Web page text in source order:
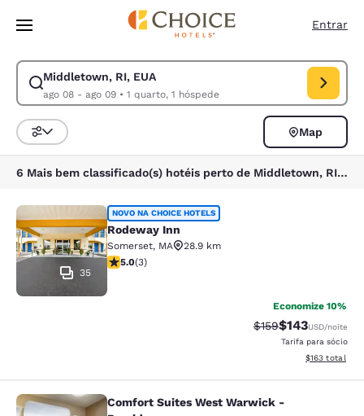
Pular Para Conteúdo Principal
Entrar
Middletown, RI, EUA
ago 08 - ago 09• 1 quarto, 1 hóspede
Modificar pesquisa para Middletown, RI, EUA. Data de check-in ago
Classificar e filtrar
Map
6 Mais bem classificado(s) hotéis perto de Middletown, RI, EUA
Rodeway Inn
35
NOVO NA CHOICE HOTELS
Rodeway Inn
Somerset, MA
28.9 km
classificação 5 estrelas. Excepcional. 3 avaliações
5.0(3)
Economize 10%
Tarifa anterior
$159Tarifa com
$143USD/noite
Tarifa para sócio
Exibir
$163 total
Comfort Suites West Warwick -
Comfort Suites West Warwick -